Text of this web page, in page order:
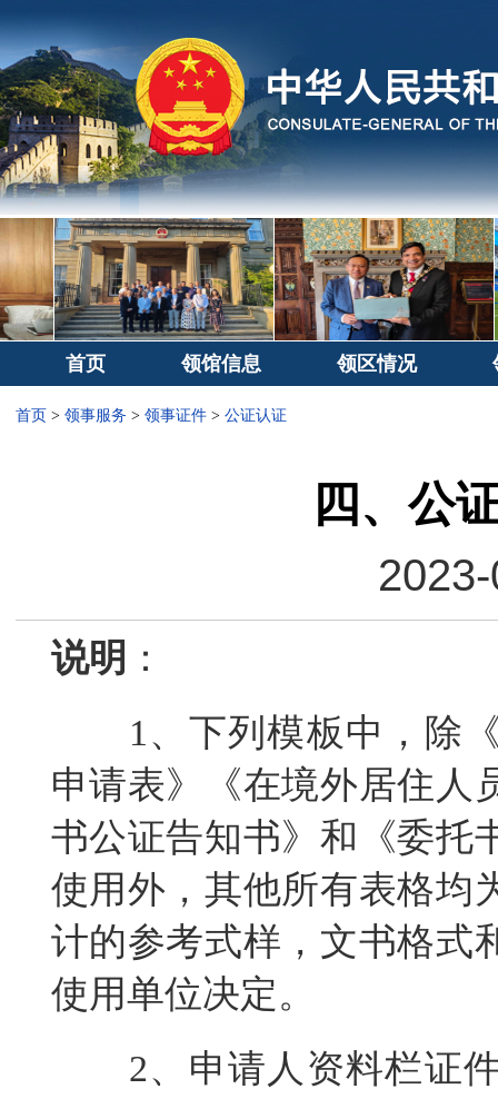
首页 领馆信息 领区情况
首页 > 领事服务 > 领事证件> 公证认证
四、公
说明 ：
1、下列模板中，除《
申请表》《在境外居住人
书公证告知书》和《委托
使用外，其他所有表格均
计的参考式样，文书格式
使用单位决定。
2、申请人资料栏证件